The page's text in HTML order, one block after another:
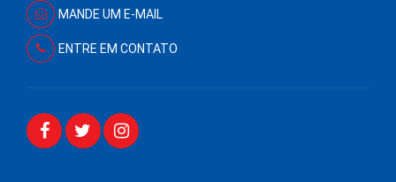
MANDE UM E-MAIL
ENTRE EM CONTATO